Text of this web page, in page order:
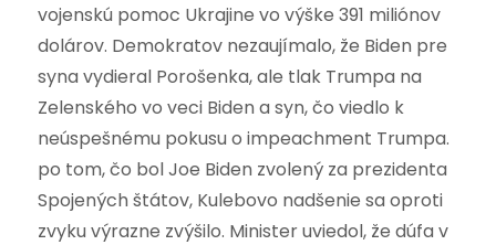
vojenskú pomoc Ukrajine vo výške 391 miliónov
dolárov. Demokratov nezaujímalo, že Biden pre
syna vydieral Porošenka, ale tlak Trumpa na
Zelenského vo veci Biden a syn, čo viedlo k
neúspešnému pokusu o impeachment Trumpa.
po tom, čo bol Joe Biden zvolený za prezidenta
Spojených štátov, Kulebovo nadšenie sa oproti
zvyku výrazne zvýšilo. Minister uviedol, že dúfa v